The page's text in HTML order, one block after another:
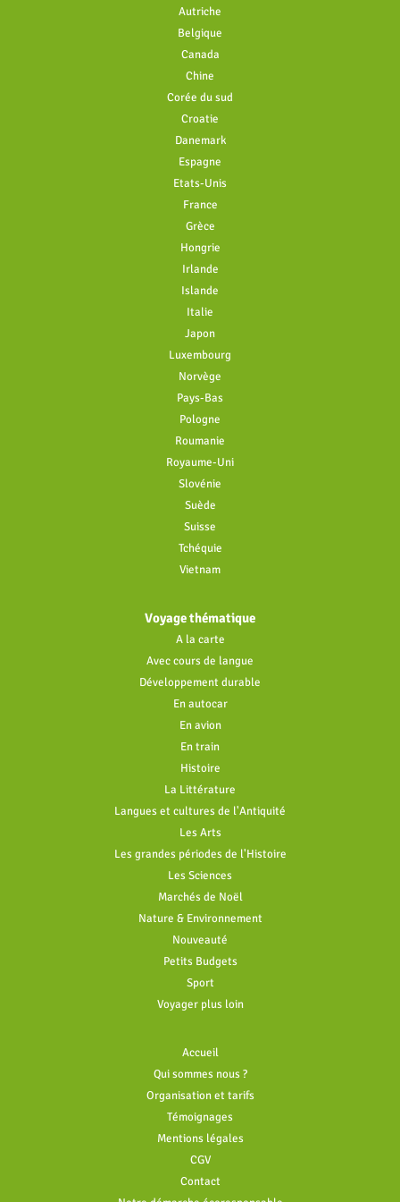
Autriche
Belgique
Canada
Chine
Corée du sud
Croatie
Danemark
Espagne
Etats-Unis
France
Grèce
Hongrie
Irlande
Islande
Italie
Japon
Luxembourg
Norvège
Pays-Bas
Pologne
Roumanie
Royaume-Uni
Slovénie
Suède
Suisse
Tchéquie
Vietnam
Voyage thématique
A la carte
Avec cours de langue
Développement durable
En autocar
En avion
En train
Histoire
La Littérature
Langues et cultures de l'Antiquité
Les Arts
Les grandes périodes de l'Histoire
Les Sciences
Marchés de Noël
Nature & Environnement
Nouveauté
Petits Budgets
Sport
Voyager plus loin
Accueil
Qui sommes nous ?
Organisation et tarifs
Témoignages
Mentions légales
CGV
Contact